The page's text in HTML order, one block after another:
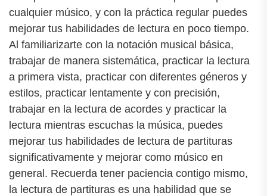
cualquier músico, y con la práctica regular puedes
mejorar tus habilidades de lectura en poco tiempo.
Al familiarizarte con la notación musical básica,
trabajar de manera sistemática, practicar la lectura
a primera vista, practicar con diferentes géneros y
estilos, practicar lentamente y con precisión,
trabajar en la lectura de acordes y practicar la
lectura mientras escuchas la música, puedes
mejorar tus habilidades de lectura de partituras
significativamente y mejorar como músico en
general. Recuerda tener paciencia contigo mismo,
la lectura de partituras es una habilidad que se